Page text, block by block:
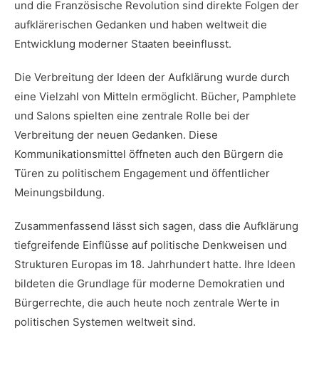
⁢und⁤ die​ Französische Revolution sind direkte‍ Folgen der
aufklärerischen⁤ Gedanken und haben weltweit die
Entwicklung moderner Staaten ‍beeinflusst.
Die Verbreitung der Ideen der Aufklärung wurde⁣ durch
eine Vielzahl von⁤ Mitteln ermöglicht. Bücher, ‍Pamphlete
⁢und Salons spielten eine zentrale Rolle bei⁢ der
Verbreitung​ der neuen Gedanken. ⁣Diese
Kommunikationsmittel öffneten auch den ⁢Bürgern​ die
Türen ‌zu politischem Engagement​ und öffentlicher
Meinungsbildung.
Zusammenfassend lässt sich sagen, dass ​die Aufklärung​
tiefgreifende Einflüsse auf politische Denkweisen und
Strukturen Europas⁤ im 18. Jahrhundert hatte. ​Ihre Ideen
‌bildeten die Grundlage⁣ für moderne‌ Demokratien‌ und
Bürgerrechte, die ⁣auch ‍heute noch zentrale Werte in
politischen Systemen⁣ weltweit ⁣sind.